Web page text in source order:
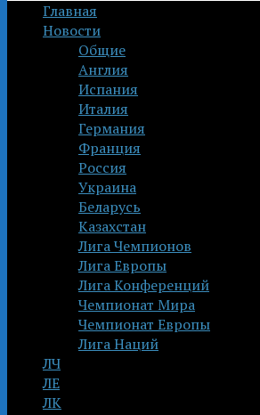
Главная
Новости
Общие
Англия
Испания
Италия
Германия
Франция
Россия
Украина
Беларусь
Казахстан
Лига Чемпионов
Лига Европы
Лига Конференций
Чемпионат Мира
Чемпионат Европы
Лига Наций
ЛЧ
ЛЕ
ЛК